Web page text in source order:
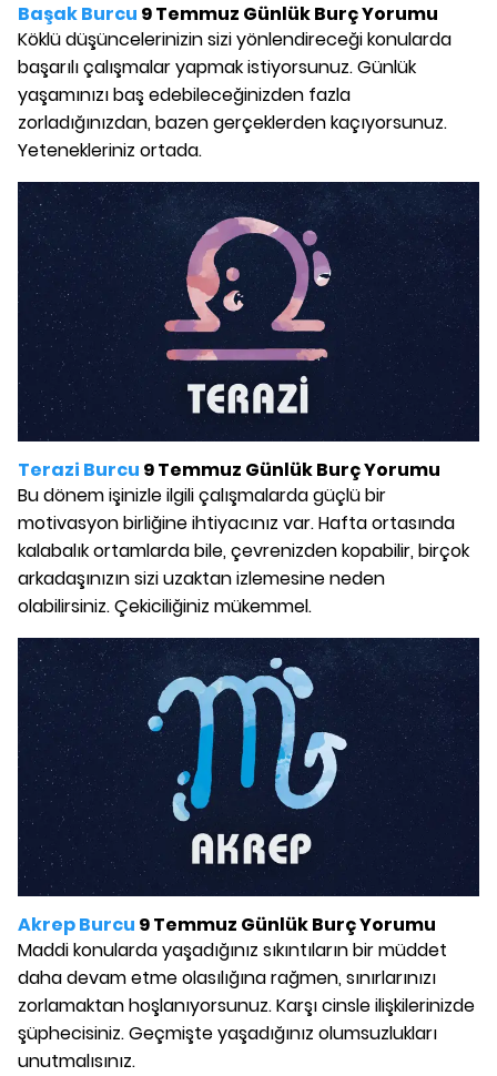
Başak Burcu 9 Temmuz Günlük Burç Yorumu
Köklü düşüncelerinizin sizi yönlendireceği konularda
başarılı çalışmalar yapmak istiyorsunuz. Günlük
yaşamınızı baş edebileceğinizden fazla
zorladığınızdan, bazen gerçeklerden kaçıyorsunuz.
Yetenekleriniz ortada.
Terazi Burcu 9 Temmuz Günlük Burç Yorumu
Bu dönem işinizle ilgili çalışmalarda güçlü bir
motivasyon birliğine ihtiyacınız var. Hafta ortasında
kalabalık ortamlarda bile, çevrenizden kopabilir, birçok
arkadaşınızın sizi uzaktan izlemesine neden
olabilirsiniz. Çekiciliğiniz mükemmel.
Akrep Burcu 9 Temmuz Günlük Burç Yorumu
Maddi konularda yaşadığınız sıkıntıların bir müddet
daha devam etme olasılığına rağmen, sınırlarınızı
zorlamaktan hoşlanıyorsunuz. Karşı cinsle ilişkilerinizde
şüphecisiniz. Geçmişte yaşadığınız olumsuzlukları
unutmalısınız.